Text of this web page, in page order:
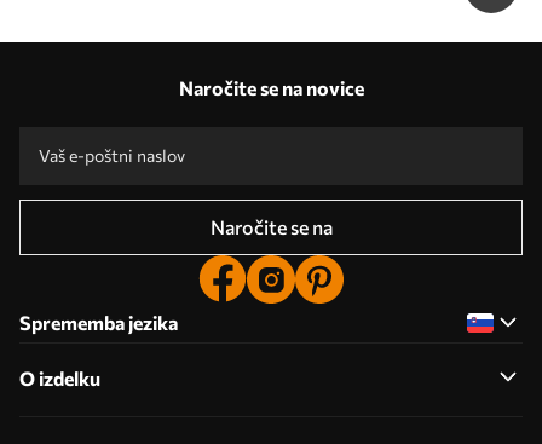
Naročite se na novice
Naročite se na
Sprememba jezika
O izdelku